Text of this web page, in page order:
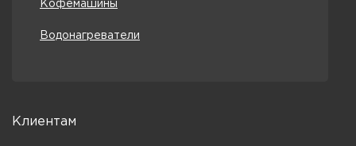
Кофемашины
Водонагреватели
Клиентам